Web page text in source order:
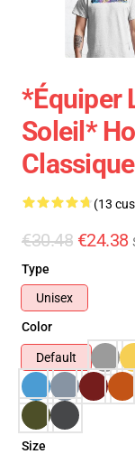
*Équiper
Soleil*
(13
€30.48 €24.38
Type
Unisex
Color
Default
Size